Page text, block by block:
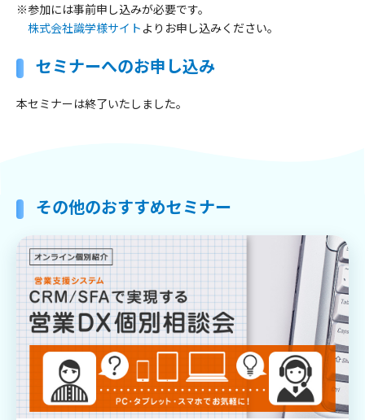
※参加には事前申し込みが必要です。
株式会社識学様サイト よりお申し込みください。
セミナーへのお申し込み
本セミナーは終了いたしました。
その他のおすすめセミナー